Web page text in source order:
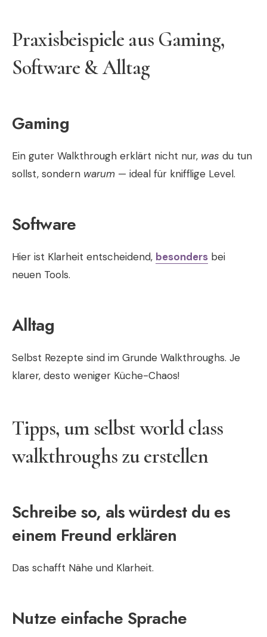
Praxisbeispiele aus Gaming,
Software & Alltag
Gaming
Ein guter Walkthrough erklärt nicht nur, was du tun
sollst, sondern warum — ideal für knifflige Level.
Software
Hier ist Klarheit entscheidend, besonders bei
neuen Tools.
Alltag
Selbst Rezepte sind im Grunde Walkthroughs. Je
klarer, desto weniger Küche-Chaos!
Tipps, um selbst world class
walkthroughs zu erstellen
Schreibe so, als würdest du es
einem Freund erklären
Das schafft Nähe und Klarheit.
Nutze einfache Sprache